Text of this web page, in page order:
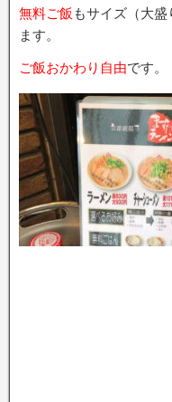
無料ご飯 もサイズ（大
ます。
ご飯おかわり自由です。